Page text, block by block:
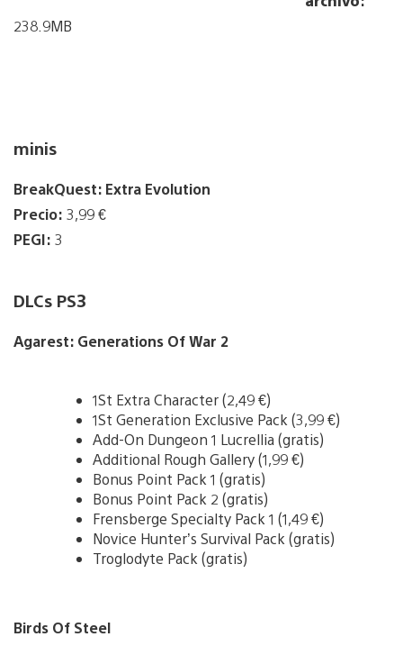
238.9MB
minis
BreakQuest: Extra Evolution
Precio: 3,99 €
PEGI: 3
DLCs PS3
Agarest: Generations Of War 2
1St Extra Character (2,49 €)
1St Generation Exclusive Pack (3,99 €)
Add-On Dungeon 1 Lucrellia (gratis)
Additional Rough Gallery (1,99 €)
Bonus Point Pack 1 (gratis)
Bonus Point Pack 2 (gratis)
Frensberge Specialty Pack 1 (1,49 €)
Novice Hunter’s Survival Pack (gratis)
Troglodyte Pack (gratis)
Birds Of Steel